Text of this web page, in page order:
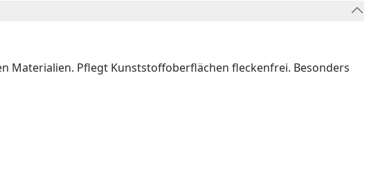
Materialien. Pflegt Kunststoffoberflächen fleckenfrei. Besonders